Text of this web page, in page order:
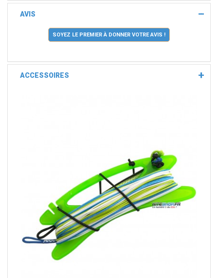
AVIS
SOYEZ LE PREMIER À DONNER VOTRE AVIS !
ACCESSOIRES